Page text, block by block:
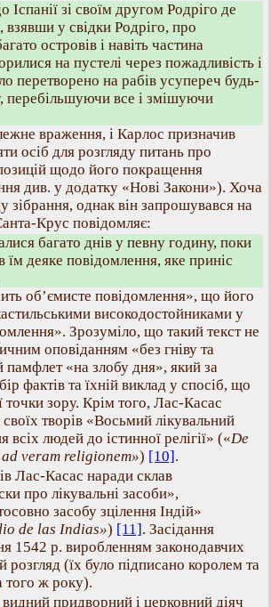
зі своїм другом Родріго де
у свідки Родріго, про
островів і навіть частина
на пустелі через пожадливість і
перетворено на рабів усупереч будь-
все і змішуючи
враження, і Карлос призначив
осіб для розгляду питань про
щодо його покращення
див. у додатку «Нові Закони»). Хоча
однак він запрошувався на
Крус повідомляє:
багато днів у певну годину, поки
деяке повідомлення, яке приніс
об’ємисте повідомлення», що його
високодостойниками у
Зрозуміло, що такий текст не
оповіданням «без гніву та
памфлет «на злобу дня», який за
фактів та їхній виклад у спосіб, що
точки зору. Крім того, Лас-Касас
творів «Восьмий лікувальний
людей до істинної релігії» («De
veram religionem») [10].
Лас-Касас наради склав
про лікувальні засоби»,
засобу зцілення Індій»
de las Indias») [11]. Засідання
1542 р. виробленням законодавчих
(їх було підписано королем та
того ж року).
придворний і церковний діяч